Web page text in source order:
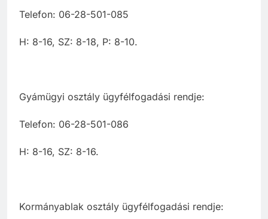
Telefon: 06-28-501-085
H: 8-16, SZ: 8-18, P: 8-10.
Gyámügyi osztály ügyfélfogadási rendje:
Telefon: 06-28-501-086
H: 8-16, SZ: 8-16.
Kormányablak osztály ügyfélfogadási rendje: